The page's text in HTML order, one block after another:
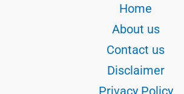
Home
About us
Contact us
Disclaimer
Privacy Policy